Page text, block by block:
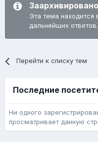
Заархивировано
Эта тема находится
дальнейших ответов.
Перейти к списку тем
Последние
Ни одного
просматривает данную